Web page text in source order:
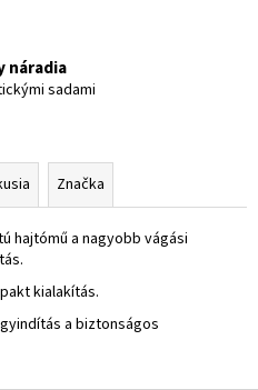
náradia
sadami
Značka
hajtómű a nagyobb vágási
kialakítás.
a biztonságos